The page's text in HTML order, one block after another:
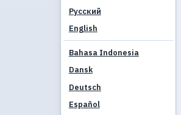
Русский
English
Bahasa Indonesia
Dansk
Deutsch
Español